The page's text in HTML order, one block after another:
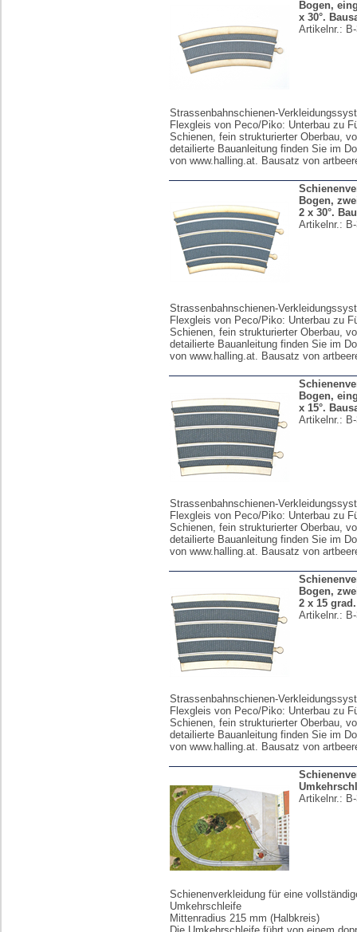
Bogen,
x 30°.
Artikelnr.:
Strassenbahnschienen-
Flexgleis von Peco/Piko: Unterbau zu
Schienen, fein strukturierter Oberbau,
detailierte Bauanleitung finden Sie im
von www.halling.at. Bausatz von
Bogen,
2 x 30°.
Artikelnr.:
Strassenbahnschienen-
Flexgleis von Peco/Piko: Unterbau zu
Schienen, fein strukturierter Oberbau,
detailierte Bauanleitung finden Sie im
von www.halling.at. Bausatz von
Bogen,
x 15°.
Artikelnr.:
Strassenbahnschienen-
Flexgleis von Peco/Piko: Unterbau zu
Schienen, fein strukturierter Oberbau,
detailierte Bauanleitung finden Sie im
von www.halling.at. Bausatz von
Bogen,
2 x 15
Artikelnr.:
Strassenbahnschienen-
Flexgleis von Peco/Piko: Unterbau zu
Schienen, fein strukturierter Oberbau,
detailierte Bauanleitung finden Sie im
von www.halling.at. Bausatz von
Artikelnr.:
Schienenverkleidung für eine
Umkehrschleife
Mittenradius 215 mm (Halbkreis)